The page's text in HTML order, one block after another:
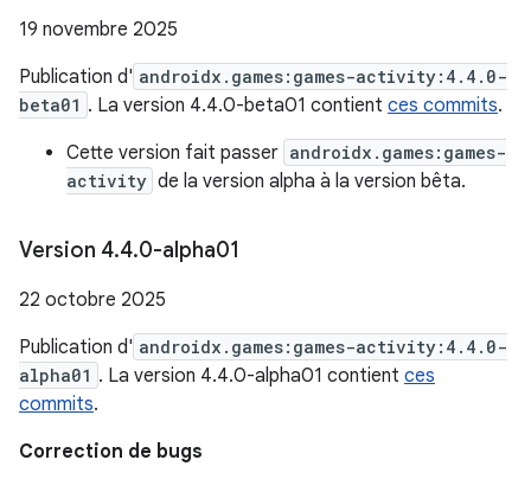
19 novembre 2025
Publication d' androidx.games:games-activity:4.4.0-
beta01 . La version 4.4.0-beta01 contient ces commits.
Cette version fait passer androidx.games:games-
activity de la version alpha à la version bêta.
Version 4.4.0-alpha01
22 octobre 2025
Publication d' androidx.games:games-activity:4.4.0-
alpha01 . La version 4.4.0-alpha01 contient ces
commits.
Correction de bugs